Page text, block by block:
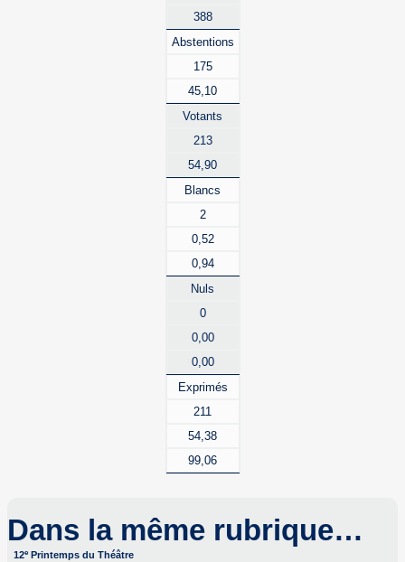
388
Abstentions
175
45,10
Votants
213
54,90
Blancs
2
0,52
0,94
Nuls
0
0,00
0,00
Exprimés
211
54,38
99,06
Dans la même rubrique…
12e Printemps du Théâtre